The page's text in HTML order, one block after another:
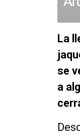
La
se
a